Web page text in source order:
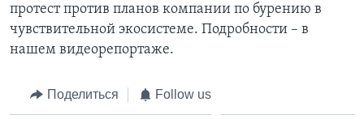
Learning English
протест против планов компании по бурению в
чувствительной экосистеме. Подробности – в
нашем видеорепортаже.
Поделиться Follow us